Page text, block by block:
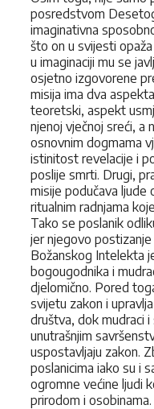
posredstvom
imaginativna
što on u svijesti
u imaginaciji mu se
osjetno izgovorene
misija ima dva
teoretski, aspekt
njenoj vječnoj sreći, a
osnovnim dogmama
istinitost revelacije i
poslije smrti. Drugi,
misije podučava ljude
ritualnim radnjama
Tako se poslanik
jer njegovo
Božanskog Intelekta
bogougodnika i
djelomično. Pored
svijetu zakon i
društva, dok mudraci
unutrašnjim
uspostavljaju zakon.
poslanicima iako su i
ogromne većine ljudi
prirodom i osobinama.